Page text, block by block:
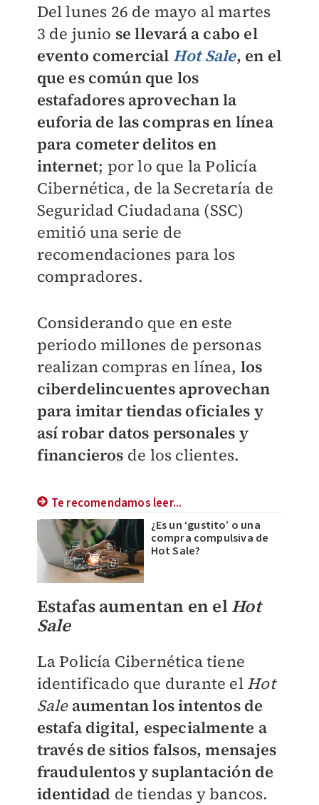
Del lunes 26 de mayo al martes
3 de junio se llevará a cabo el
evento comercial Hot Sale, en el
que es común que los
estafadores aprovechan la
euforia de las compras en línea
para cometer delitos en
internet; por lo que la Policía
Cibernética, de la Secretaría de
Seguridad Ciudadana (SSC)
emitió una serie de
recomendaciones para los
compradores.
Considerando que en este
periodo millones de personas
realizan compras en línea, los
ciberdelincuentes aprovechan
para imitar tiendas oficiales y
así robar datos personales y
financieros de los clientes.
Te recomendamos leer...
¿Es un ‘gustito’ o una
compra compulsiva de
Hot Sale?
Estafas aumentan en elHot
Sale
La Policía Cibernética tiene
identificado que durante elHot
Sale aumentan los intentos de
estafa digital, especialmente a
través de sitios falsos, mensajes
fraudulentos y suplantación de
identidad de tiendas y bancos.